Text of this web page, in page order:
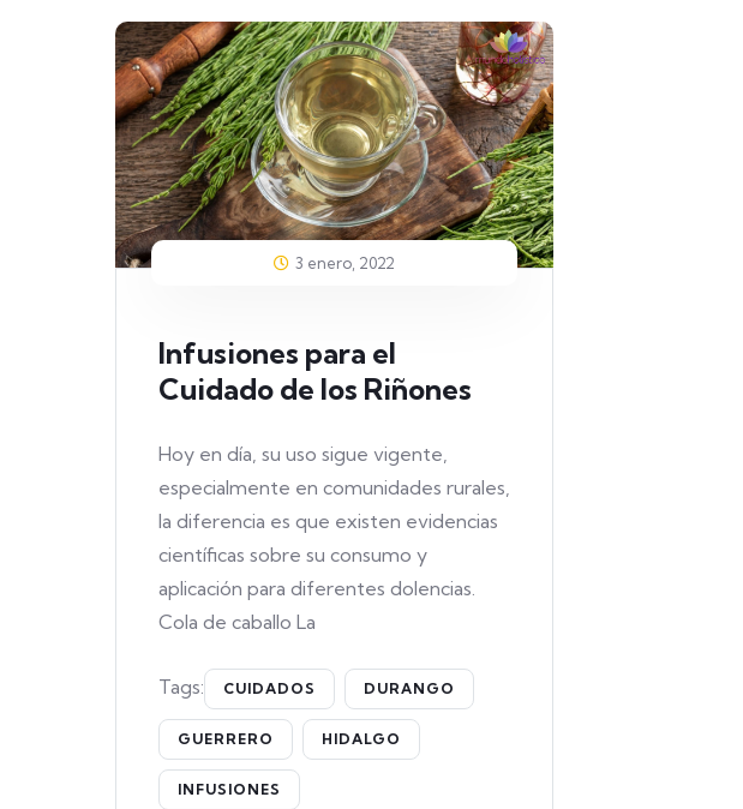
3 enero, 2022
Infusiones para el
Cuidado de los Riñones
Hoy en día, su uso sigue vigente,
especialmente en comunidades rurales,
la diferencia es que existen evidencias
científicas sobre su consumo y
aplicación para diferentes dolencias.
Cola de caballo La
Tags: CUIDADOS DURANGO
GUERRERO HIDALGO
INFUSIONES